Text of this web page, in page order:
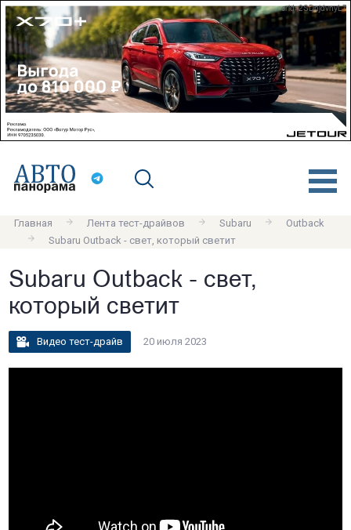
erid: 2SDnjdvnyL7
Главная Лента тест-драйвов Subaru
Outback
Subaru Outback - свет, который светит
Subaru Outback - свет,
который светит
Видео тест-драйв 20 июля 2023